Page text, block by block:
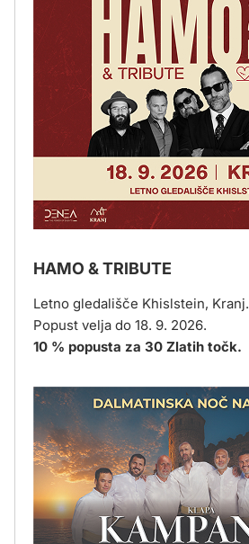
HAMO & TRIBUTE
Letno gledališče Khislstein, Kranj.
Popust velja do 18. 9. 2026.
10 % popusta za 30 Zlatih točk.